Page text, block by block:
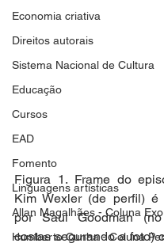
Economia criativa
Direitos autorais
Sistema Nacional de Cultura
Educação
Cursos
EAD
Fomento
Linguagens artísticas
Allan Magalhães - Coluna
Humberto Cunha - Coluna
Figura 1. Frame do
Kim Wexler (de perfil) é
por Saul Goodman
costas segurando a foto)